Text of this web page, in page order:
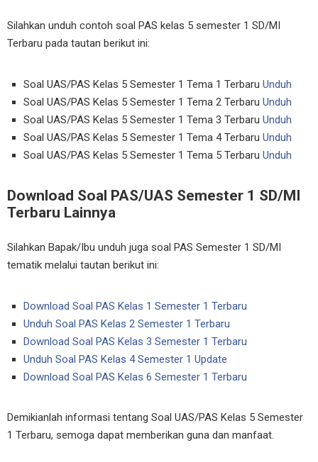
Silahkan unduh contoh soal PAS kelas 5 semester 1 SD/MI
Terbaru pada tautan berikut ini:
Soal UAS/PAS Kelas 5 Semester 1 Tema 1 Terbaru Unduh
Soal UAS/PAS Kelas 5 Semester 1 Tema 2 Terbaru Unduh
Soal UAS/PAS Kelas 5 Semester 1 Tema 3 Terbaru Unduh
Soal UAS/PAS Kelas 5 Semester 1 Tema 4 Terbaru Unduh
Soal UAS/PAS Kelas 5 Semester 1 Tema 5 Terbaru Unduh
Download Soal PAS/UAS Semester 1 SD/MI
Terbaru Lainnya
Silahkan Bapak/Ibu unduh juga soal PAS Semester 1 SD/MI
tematik melalui tautan berikut ini:
Download Soal PAS Kelas 1 Semester 1 Terbaru
Unduh Soal PAS Kelas 2 Semester 1 Terbaru
Download Soal PAS Kelas 3 Semester 1 Terbaru
Unduh Soal PAS Kelas 4 Semester 1 Update
Download Soal PAS Kelas 6 Semester 1 Terbaru
Demikianlah informasi tentang Soal UAS/PAS Kelas 5 Semester
1 Terbaru, semoga dapat memberikan guna dan manfaat.